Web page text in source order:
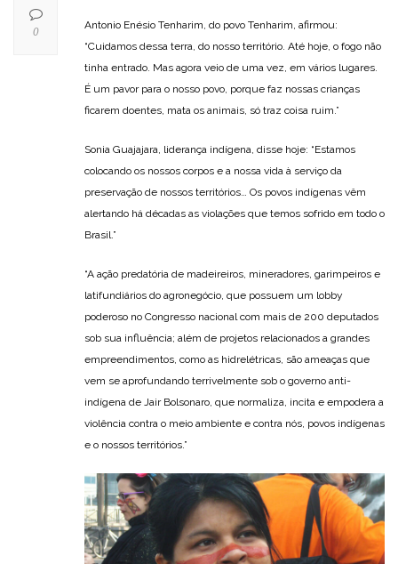
Antonio Enésio Tenharim, do povo Tenharim, afirmou:
“Cuidamos dessa terra, do nosso território. Até hoje, o fogo não
tinha entrado. Mas agora veio de uma vez, em vários lugares.
É um pavor para o nosso povo, porque faz nossas crianças
ficarem doentes, mata os animais, só traz coisa ruim.”
Sonia Guajajara, liderança indígena, disse hoje: “Estamos
colocando os nossos corpos e a nossa vida à serviço da
preservação de nossos territórios… Os povos indígenas vêm
alertando há décadas as violações que temos sofrido em todo o
Brasil.”
“A ação predatória de madeireiros, mineradores, garimpeiros e
latifundiários do agronegócio, que possuem um lobby
poderoso no Congresso nacional com mais de 200 deputados
sob sua influência; além de projetos relacionados a grandes
empreendimentos, como as hidrelétricas, são ameaças que
vem se aprofundando terrivelmente sob o governo anti-
indígena de Jair Bolsonaro, que normaliza, incita e empodera a
violência contra o meio ambiente e contra nós, povos indígenas
e o nossos territórios.”
0